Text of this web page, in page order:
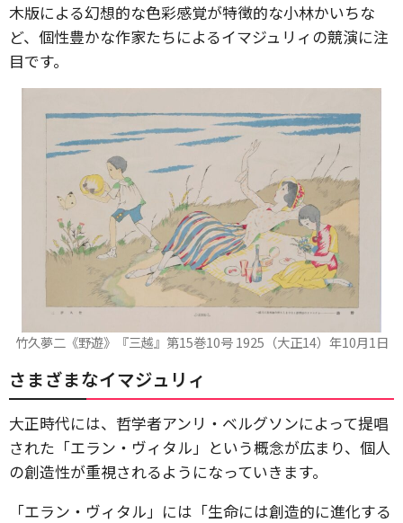
木版による幻想的な色彩感覚が特徴的な小林かいちな
ど、個性豊かな作家たちによるイマジュリィの競演に注
目です。
竹久夢二《野遊》『三越』第15巻10号 1925（大正14）年10月1日
さまざまなイマジュリィ
大正時代には、哲学者アンリ・ベルグソンによって提唱
された「エラン・ヴィタル」という概念が広まり、個人
の創造性が重視されるようになっていきます。
「エラン・ヴィタル」には「生命には創造的に進化する